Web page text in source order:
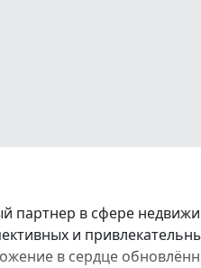
в сфере
и
в сердце